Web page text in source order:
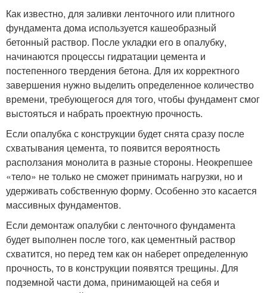
Как известно, для заливки ленточного или плитного
фундамента дома используется кашеобразный
бетонный раствор. После укладки его в опалубку,
начинаются процессы гидратации цемента и
постепенного твердения бетона. Для их корректного
завершения нужно выделить определенное количество
времени, требующегося для того, чтобы фундамент смог
выстояться и набрать проектную прочность.
Если опалубка с конструкции будет снята сразу после
схватывания цемента, то появится вероятность
расползания монолита в разные стороны. Неокрепшее
«тело» не только не сможет принимать нагрузки, но и
удерживать собственную форму. Особенно это касается
массивных фундаментов.
Если демонтаж опалубки с ленточного фундамента
будет выполнен после того, как цементный раствор
схватится, но перед тем как он наберет определенную
прочность, то в конструкции появятся трещины. Для
подземной части дома, принимающей на себя и